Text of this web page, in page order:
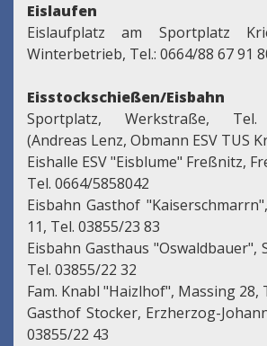
Eislaufen
Eislaufplatz am Sportplatz
Winterbetrieb, Tel.: 0664/88 67 91
Eisstockschießen/Eisbahn
Sportplatz, Werkstraße, Tel.
(Andreas Lenz, Obmann ESV TUS
Eishalle ESV "Eisblume" Freßnitz,
Tel. 0664/5858042
Eisbahn Gasthof
11, Tel. 03855/23 83
Eisbahn Gasthaus "Oswaldbauer",
Tel. 03855/22 32
Fam. Knabl "Haizlhof", Massing 28,
Gasthof Stocker, Erzherzog-
03855/22 43